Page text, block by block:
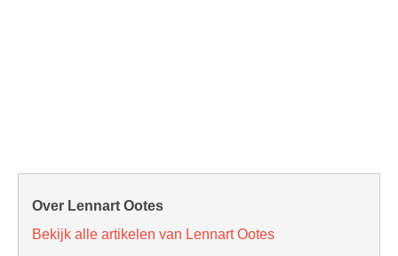
Over Lennart Ootes
Bekijk alle artikelen van Lennart Ootes